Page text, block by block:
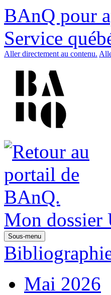
BAnQ pour
Service
Aller directement au contenu.
Mon dossier
Sous-menu
Mai 2026